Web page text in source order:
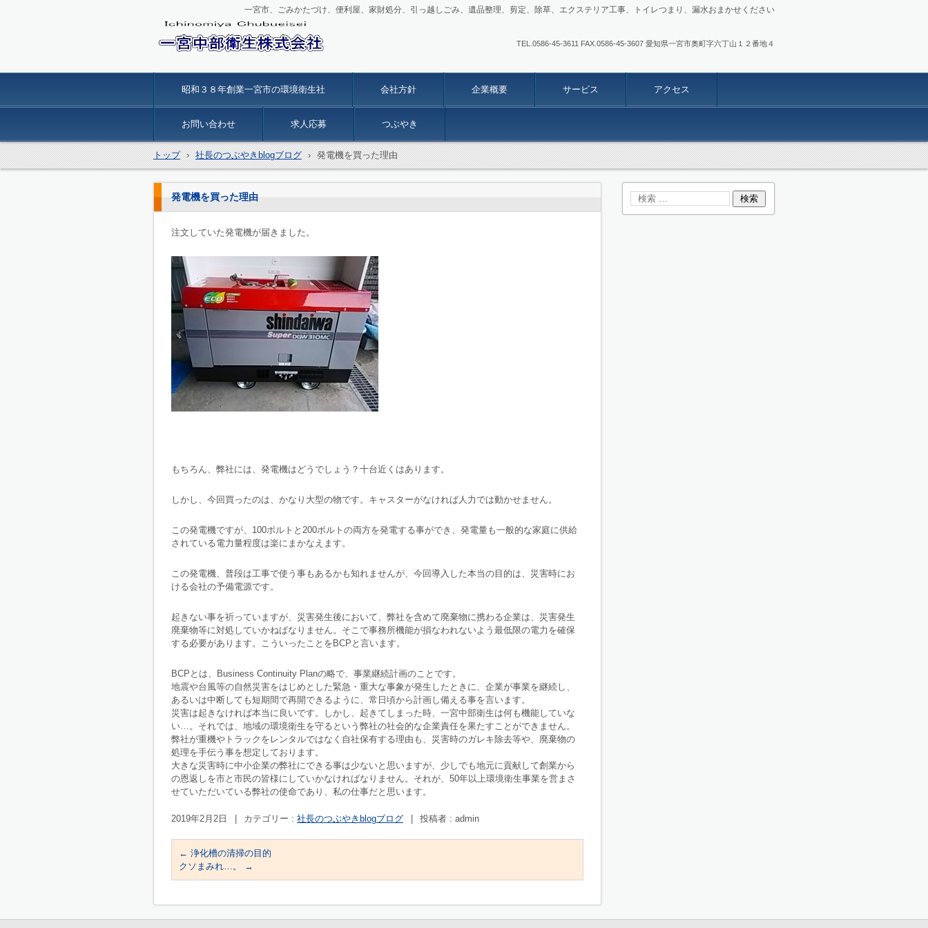
一宮市、ごみかたづけ、便利屋、家財処分、引っ越しごみ、遺品整理、剪定、除草、エクステリア工事、トイレつまり、漏水おまかせください
TEL.0586-45-3611 FAX.0586-45-3607 愛知県一宮市奥町字六丁山１２番地４
昭和３８年創業一宮市の環境衛生社 会社方針 企業概要 サービス アクセス
お問い合わせ 求人応募 つぶやき
トップ › 社長のつぶやきblogブログ › 発電機を買った理由
発電機を買った理由
注文していた発電機が届きました。
もちろん、弊社には、発電機はどうでしょう？十台近くはあります。
しかし、今回買ったのは、かなり大型の物です。キャスターがなければ人力では動かせません。
この発電機ですが、100ボルトと200ボルトの両方を発電する事ができ、発電量も一般的な家庭に供給
されている電力量程度は楽にまかなえます。
この発電機、普段は工事で使う事もあるかも知れませんが、今回導入した本当の目的は、災害時にお
ける会社の予備電源です。
起きない事を祈っていますが、災害発生後において、弊社を含めて廃棄物に携わる企業は、災害発生
廃棄物等に対処していかねばなりません。そこで事務所機能が損なわれないよう最低限の電力を確保
する必要があります。こういったことをBCPと言います。
BCPとは、Business Continuity Planの略で、事業継続計画のことです。
地震や台風等の自然災害をはじめとした緊急・重大な事象が発生したときに、企業が事業を継続し、
あるいは中断しても短期間で再開できるように、常日頃から計画し備える事を言います。
災害は起きなければ本当に良いです。しかし、起きてしまった時、一宮中部衛生は何も機能していな
い…。それでは、地域の環境衛生を守るという弊社の社会的な企業責任を果たすことができません。
弊社が重機やトラックをレンタルではなく自社保有する理由も、災害時のガレキ除去等や、廃棄物の
処理を手伝う事を想定しております。
大きな災害時に中小企業の弊社にできる事は少ないと思いますが、少しでも地元に貢献して創業から
の恩返しを市と市民の皆様にしていかなければなりません。それが、50年以上環境衛生事業を営まさ
せていただいている弊社の使命であり、私の仕事だと思います。
2019年2月2日 カテゴリー : 社長のつぶやきblogブログ 投稿者 : admin
← 浄化槽の清掃の目的
クソまみれ…。
→